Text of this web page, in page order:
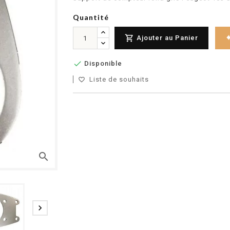
search

Quantité
 Ajouter au Panier
 Disponible
favorite_border Liste de souhaits